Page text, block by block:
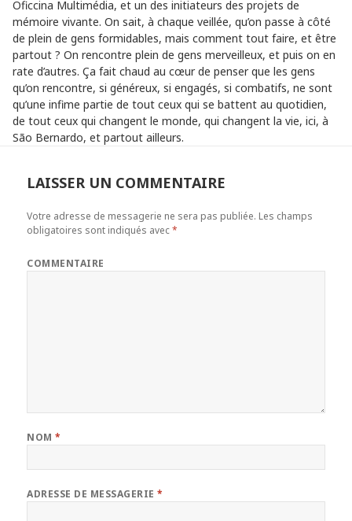
Oficcina Multimédia, et un des initiateurs des projets de
mémoire vivante. On sait, à chaque veillée, qu’on passe à côté
de plein de gens formidables, mais comment tout faire, et être
partout ? On rencontre plein de gens merveilleux, et puis on en
rate d’autres. Ça fait chaud au cœur de penser que les gens
qu’on rencontre, si généreux, si engagés, si combatifs, ne sont
qu’une infime partie de tout ceux qui se battent au quotidien,
de tout ceux qui changent le monde, qui changent la vie, ici, à
São Bernardo, et partout ailleurs.
LAISSER UN COMMENTAIRE
Votre adresse de messagerie ne sera pas publiée. Les champs
obligatoires sont indiqués avec*
COMMENTAIRE
NOM*
ADRESSE DE MESSAGERIE*